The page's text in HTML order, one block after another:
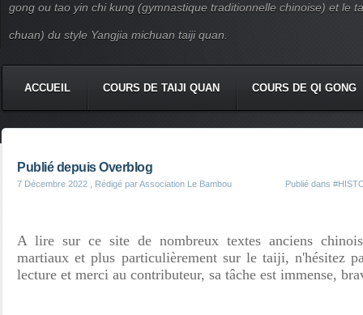
gong ou tao yin chi kung (gymnastique traditionnelle chinoise) et le
chuan) du style Yangjia michuan taiji quan.
ACCUEIL COURS DE TAIJI QUAN COURS DE QI GONG
Publié depuis Overblog
7 Décembre 2022 , Rédigé par Association Le Bambou Publié dans
A lire sur ce site de nombreux textes anciens
martiaux et plus particulièrement sur le taiji, n'hésitez
lecture et merci au contributeur, sa tâche est immense,